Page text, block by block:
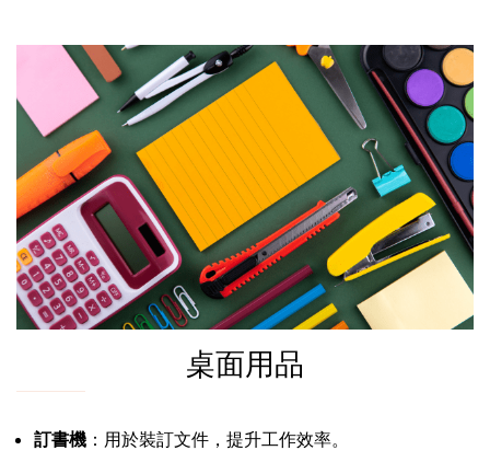
桌面用品
訂書機 ：用於裝訂文件，提升工作效率。